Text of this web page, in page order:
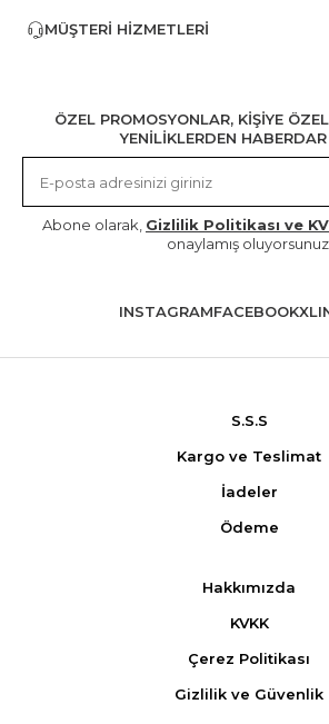
MÜŞTERI HIZMETLERI
ÖZEL PROMOSYONLAR, KİŞİYE
YENİLİKLERDEN
Abone olarak, Gizlilik Politikası ve
onaylamış
INSTAGRAMFACEBOOKX
S.S.S
Kargo ve Teslimat
İadeler
Ödeme
Hakkımızda
KVKK
Çerez Politikası
Gizlilik ve Güvenlik